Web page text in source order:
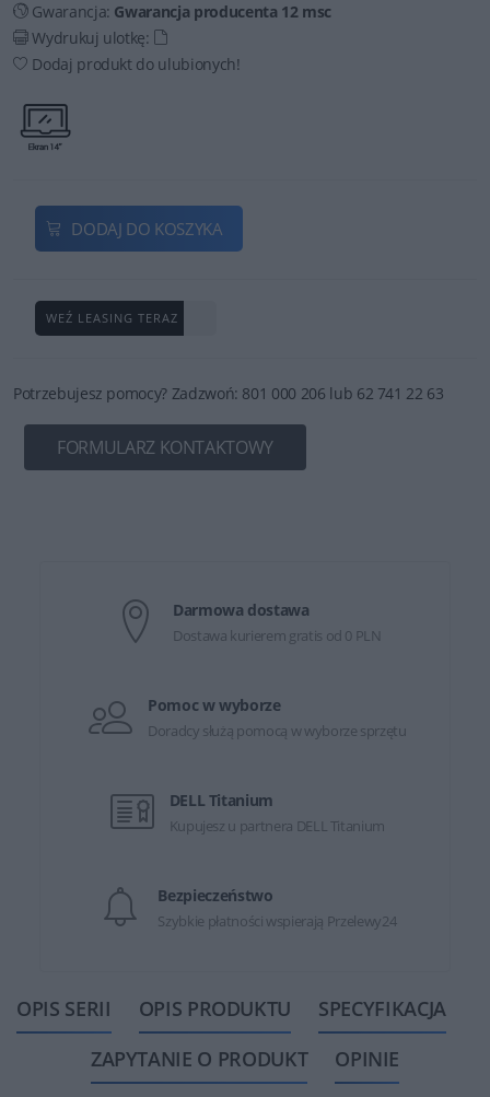
Gwarancja: Gwarancja producenta 12 msc
Wydrukuj ulotkę:
Dodaj produkt do ulubionych!
DODAJ DO KOSZYKA
WEŹ LEASING TERAZ
Potrzebujesz pomocy? Zadzwoń: 801 000 206 lub 62 741 22 63
FORMULARZ KONTAKTOWY
Darmowa dostawa
Dostawa kurierem gratis od 0 PLN
Pomoc w wyborze
Doradcy służą pomocą w wyborze sprzętu
DELL Titanium
Kupujesz u partnera DELL Titanium
Bezpieczeństwo
Szybkie płatności wspierają Przelewy24
OPIS SERII OPIS PRODUKTU
SPECYFIKACJA
ZAPYTANIE O PRODUKT
OPINIE